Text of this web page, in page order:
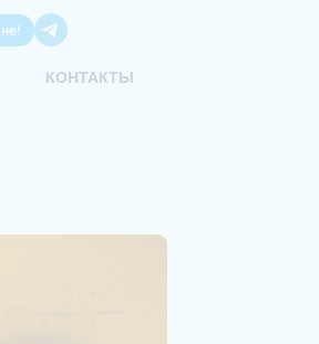
КОНТАКТЫ